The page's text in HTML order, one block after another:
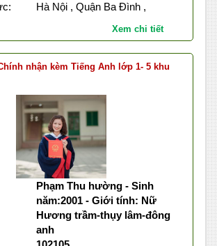
Hà Nội , Quận Ba Đình ,
Xem chi tiết
nhận kèm Tiếng Anh lớp 1- 5 khu
Phạm Thu hường - Sinh
năm:2001 - Giới tính: Nữ
Hương trầm-thụy lâm-đông
anh